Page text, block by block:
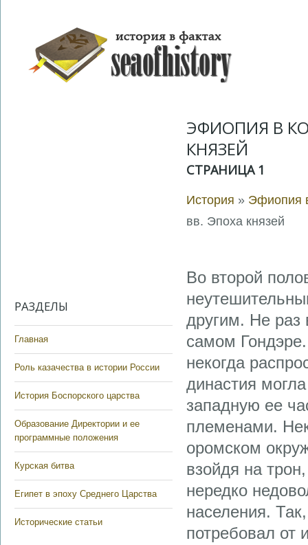
РАЗДЕЛЫ
Главная
Роль казачества в истории России
История Боспорского царства
Образование Директории и ее
программные положения
Курская битва
Египет в эпоху Среднего Царства
Исторические статьи
ЭФИОПИЯ В
КНЯЗЕЙ
СТРАНИЦА 1
История » Эфиопия
вв. Эпоха князей
Во второй
другим. Не раз
самом
некогда
династия
западную ее
племенами.
оромском
взойдя на
нередко
населения.
потребовал от